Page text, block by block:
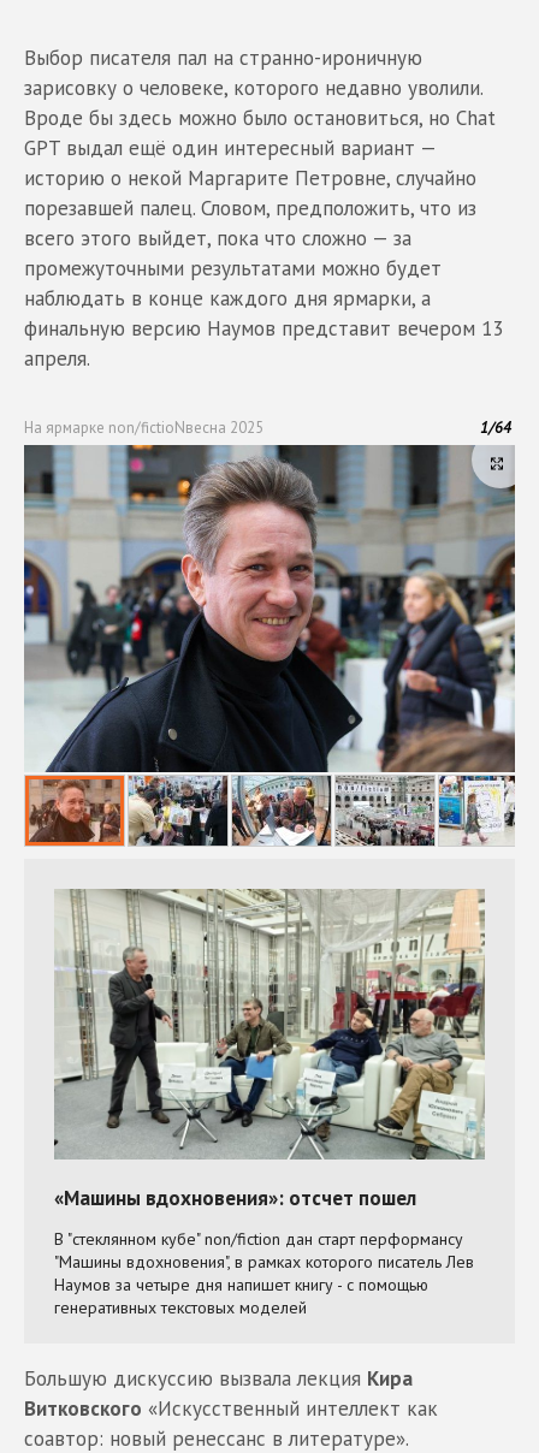
Выбор писателя пал на странно-ироничную
зарисовку о человеке, которого недавно уволили.
Вроде бы здесь можно было остановиться, но Chat
GPT выдал ещё один интересный вариант —
историю о некой Маргарите Петровне, случайно
порезавшей палец. Словом, предположить, что из
всего этого выйдет, пока что сложно — за
промежуточными результатами можно будет
наблюдать в конце каждого дня ярмарки, а
финальную версию Наумов представит вечером 13
апреля.
На ярмарке non/fictioNвесна 2025 1/64
Большую дискуссию вызвала лекция Кира
Витковского «Искусственный интеллект как
соавтор: новый ренессанс в литературе».